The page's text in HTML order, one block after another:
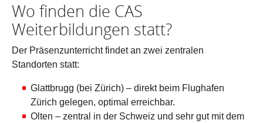
Wo finden die CAS
Weiterbildungen statt?
Der Präsenzunterricht findet an zwei zentralen
Standorten statt:
Glattbrugg (bei Zürich) – direkt beim Flughafen
Zürich gelegen, optimal erreichbar.
Olten – zentral in der Schweiz und sehr gut mit dem